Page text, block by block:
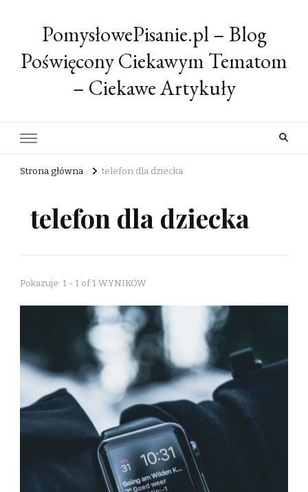
PomysłowePisanie.pl – Blog
Poświęcony Ciekawym Tematom
– Ciekawe Artykuły
Strona główna telefon dla dziecka
telefon dla dziecka
Pokazuje: 1 - 1 of 1 WYNIKÓW